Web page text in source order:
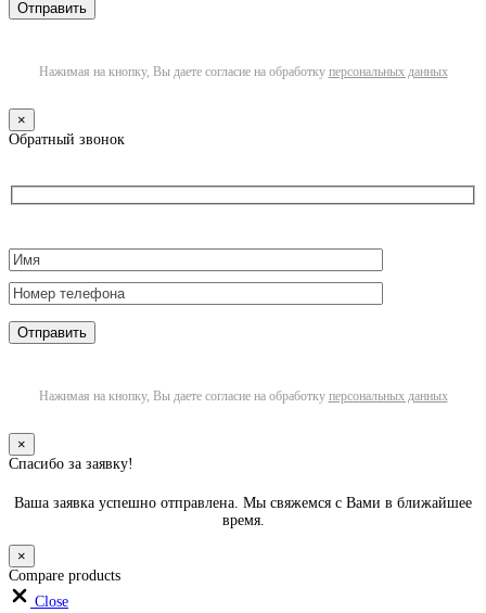
Нажимая на кнопку, Вы даете согласие на обработку персональных данных
×
Обратный звонок
Нажимая на кнопку, Вы даете согласие на обработку персональных данных
×
Спасибо за заявку!
Ваша заявка успешно отправлена. Мы свяжемся с Вами в ближайшее
время.
×
Compare products
Close